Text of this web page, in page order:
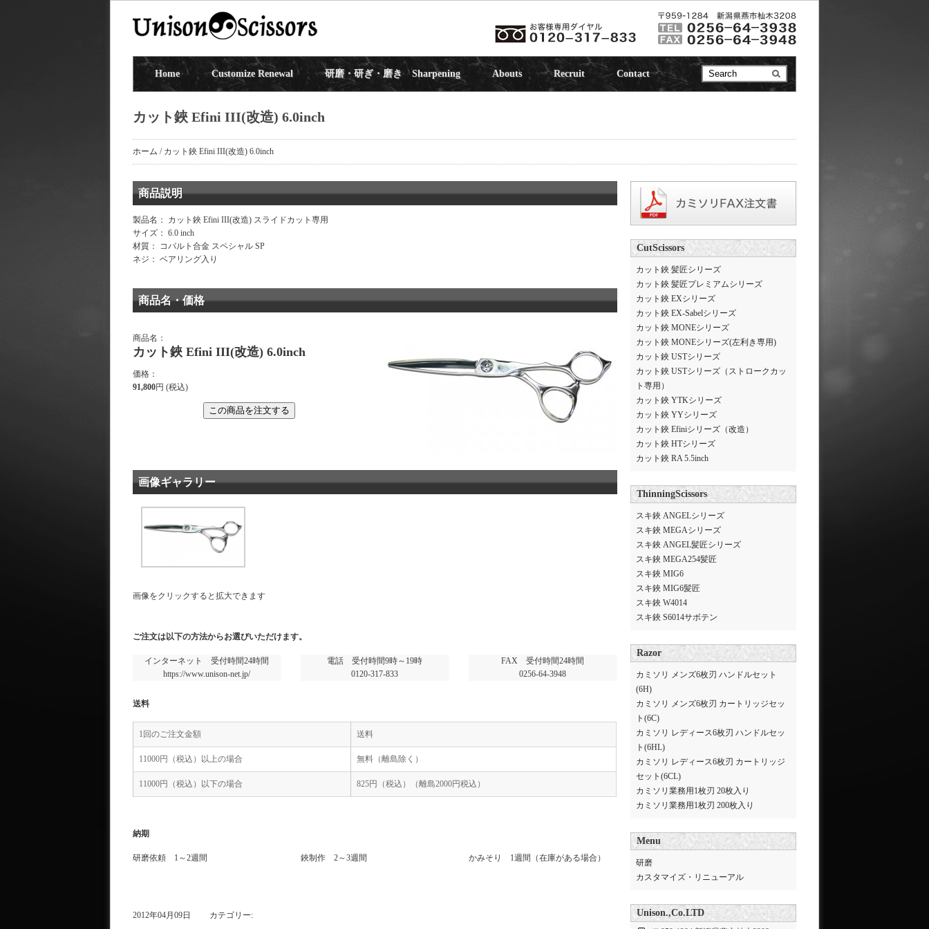
Home Customize Renewal 研磨・研ぎ・磨き Sharpening Abouts Recruit Contact
カット鋏 Efini III(改造) 6.0inch
ホーム / カット鋏 Efini III(改造) 6.0inch
商品説明
製品名： カット鋏 Efini III(改造) スライドカット専用
サイズ： 6.0 inch
材質： コバルト合金 スペシャル SP
ネジ： ベアリング入り
商品名・価格
商品名：
カット鋏 Efini III(改造) 6.0inch
価格：
91,800円 (税込)
この商品を注文する
画像ギャラリー
画像をクリックすると拡大できます
ご注文は以下の方法からお選びいただけます。
インターネット 受付時間24時間
https://www.unison-net.jp/
電話 受付時間9時～19時
0120-317-833
FAX 受付時間24時間
0256-64-3948
送料
1回のご注文金額 送料
11000円（税込）以上の場合 無料（離島除く）
11000円（税込）以下の場合 825円（税込）（離島2000円税込）
納期
研磨依頼 1～2週間 鋏制作 2～3週間 かみそり 1週間（在庫がある場合）
2012年04月09日 カテゴリー:
CutScissors
カット鋏 髪匠シリーズ
カット鋏 髪匠プレミアムシリーズ
カット鋏 EXシリーズ
カット鋏 EX-Sabelシリーズ
カット鋏 MONEシリーズ
カット鋏 MONEシリーズ(左利き専用)
カット鋏 USTシリーズ
カット鋏 USTシリーズ（ストロークカッ
ト専用）
カット鋏 YTKシリーズ
カット鋏 YYシリーズ
カット鋏 Efiniシリーズ（改造）
カット鋏 HTシリーズ
カット鋏 RA 5.5inch
ThinningScissors
スキ鋏 ANGELシリーズ
スキ鋏 MEGAシリーズ
スキ鋏 ANGEL髪匠シリーズ
スキ鋏 MEGA254髪匠
スキ鋏 MIG6
スキ鋏 MIG6髪匠
スキ鋏 W4014
スキ鋏 S6014サボテン
Razor
カミソリ メンズ6枚刃 ハンドルセット
(6H)
カミソリ メンズ6枚刃 カートリッジセッ
ト(6C)
カミソリ レディース6枚刃 ハンドルセッ
ト(6HL)
カミソリ レディース6枚刃 カートリッジ
セット(6CL)
カミソリ業務用1枚刃 20枚入り
カミソリ業務用1枚刃 200枚入り
Menu
研磨
カスタマイズ・リニューアル
Unison.,Co.LTD